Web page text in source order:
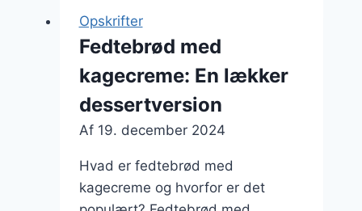
Opskrifter
Fedtebrød med
kagecreme: En lækker
dessertversion
Af 19. december 2024
Hvad er fedtebrød med
kagecreme og hvorfor er det